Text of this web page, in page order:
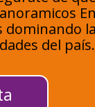
dominando
del país.